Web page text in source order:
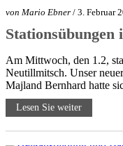
von Mario Ebner / 3. Februar
Am Mittwoch, den 1.2,
Neutillmitsch. Unser
Majland Bernhard hatte
Lesen Sie weiter